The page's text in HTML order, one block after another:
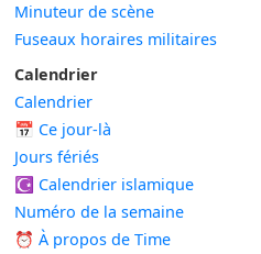
Minuteur de scène
Fuseaux horaires militaires
Calendrier
Calendrier
📅 Ce jour-là
Jours fériés
☪️ Calendrier islamique
Numéro de la semaine
⏰ À propos de Time